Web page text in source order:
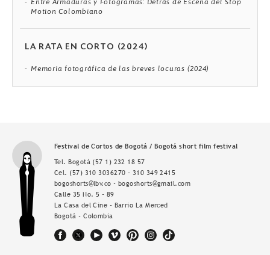
Motion Colombiano
LA RATA EN CORTO (2024)
Memoria fotográfica de las breves locuras (2024)
Festival de Cortos de Bogotá / Bogotá short film festival
Tel. Bogotá (57 1) 232 18 57
Cel. (57) 310 3036270 - 310 349 2415
bogoshorts@lbv.co - bogoshorts@gmail.com
Calle 35 No. 5 - 89
La Casa del Cine - Barrio La Merced
Bogotá - Colombia